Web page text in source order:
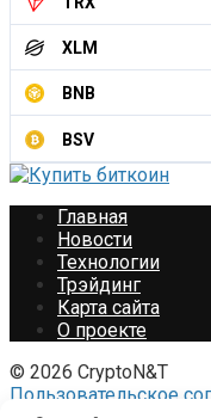
XLM
BNB
BSV
Главная
Новости
Технологии
Трэйдинг
Карта сайта
О проекте
© 2026 CryptoN&T
Пользовательское